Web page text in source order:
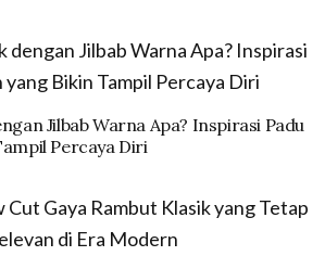
Jilbab Warna Apa? Inspirasi Padu
Percaya Diri